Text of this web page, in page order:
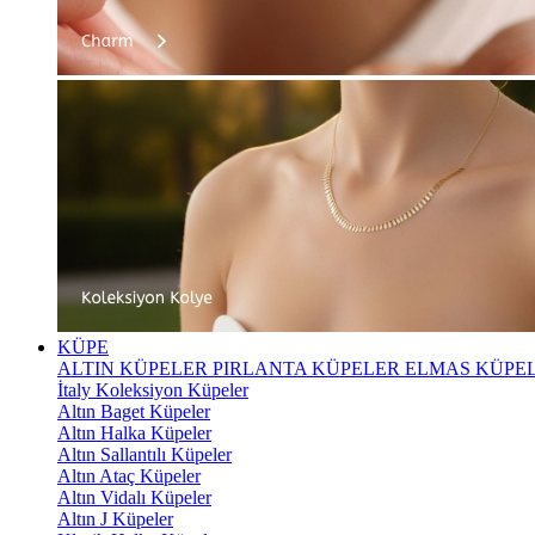
KÜPE
ALTIN KÜPELER PIRLANTA KÜPELER ELMAS
İtaly Koleksiyon Küpeler
Altın Baget Küpeler
Altın Halka Küpeler
Altın Sallantılı Küpeler
Altın Ataç Küpeler
Altın Vidalı Küpeler
Altın J Küpeler